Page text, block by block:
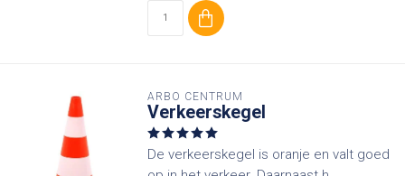
ARBO CENTRUM
Verkeerskegel
De verkeerskegel is oranje en valt goed